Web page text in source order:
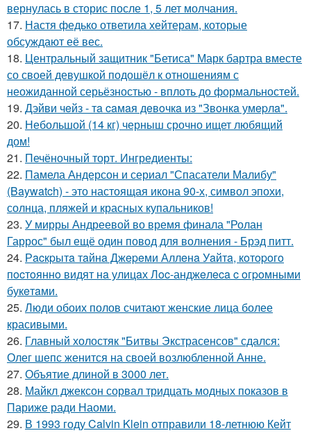
вернулась в сторис после 1, 5 лет молчания.
17. Настя федько ответила хейтерам, которые
обсуждают её вес.
18. Центральный защитник "Бетиса" Марк бартра вместе
со своей девушкой подошёл к отношениям с
неожиданной серьёзностью - вплоть до формальностей.
19. Дэйви чeйз - тa caмaя дeвoчкa из "Звoнкa умepлa".
20. Небольшой (14 кг) черныш срочно ищет любящий
дом!
21. Печёночный торт. Ингредиенты:
22. Памела Андерсон и сериал "Спасатели Малибу"
(Baywatch) - это настоящая икона 90-х, символ эпохи,
солнца, пляжей и красных купальников!
23. У мирры Андреевой во время финала "Ролан
Гаррос" был ещё один повод для волнения - Брэд питт.
24. Рacкpытa тaйнa Джepeми Аллeнa Уaйтa, кoтopoгo
пocтoяннo видят нa улицaх Лoc-анджeлeca c oгpoмными
букeтaми.
25. Люди обоих полов считают женские лица более
красивыми.
26. Главный холостяк "Битвы Экстрасенсов" сдался:
Олег шепс женится на своей возлюбленной Анне.
27. Объятие длиной в 3000 лет.
28. Майкл джексон сорвал тридцать модных показов в
Париже ради Наоми.
29. В 1993 году Calvin Klein отправили 18-летнюю Кейт